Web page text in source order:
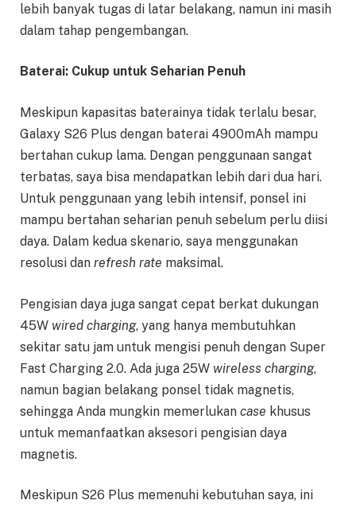
lebih banyak tugas di latar belakang, namun ini masih
dalam tahap pengembangan.
Baterai: Cukup untuk Seharian Penuh
Meskipun kapasitas baterainya tidak terlalu besar,
Galaxy S26 Plus dengan baterai 4900mAh mampu
bertahan cukup lama. Dengan penggunaan sangat
terbatas, saya bisa mendapatkan lebih dari dua hari.
Untuk penggunaan yang lebih intensif, ponsel ini
mampu bertahan seharian penuh sebelum perlu diisi
daya. Dalam kedua skenario, saya menggunakan
resolusi dan refresh rate maksimal.
Pengisian daya juga sangat cepat berkat dukungan
45W wired charging, yang hanya membutuhkan
sekitar satu jam untuk mengisi penuh dengan Super
Fast Charging 2.0. Ada juga 25W wireless charging,
namun bagian belakang ponsel tidak magnetis,
sehingga Anda mungkin memerlukan case khusus
untuk memanfaatkan aksesori pengisian daya
magnetis.
Meskipun S26 Plus memenuhi kebutuhan saya, ini